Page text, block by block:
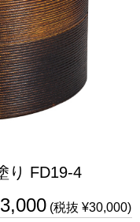
り FD19-4
(税抜 ¥30,000)